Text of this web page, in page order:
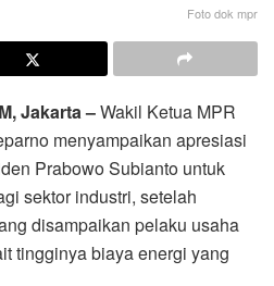
Foto dok mpr
Jakarta –Wakil Ketua MPR
menyampaikan apresiasi
Prabowo Subianto untuk
sektor industri, setelah
disampaikan pelaku usaha
tingginya biaya energi yang